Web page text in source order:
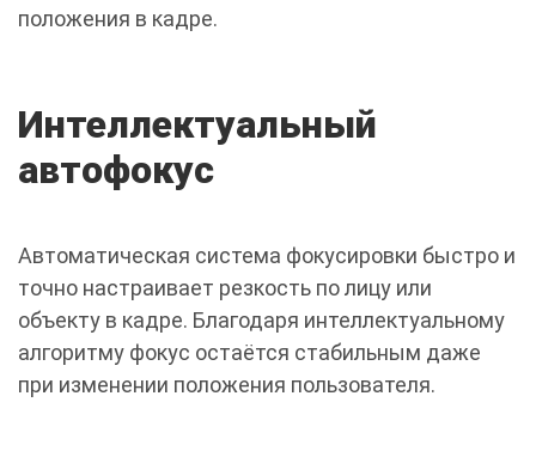
положения в кадре.
Интеллектуальный
автофокус
Автоматическая система фокусировки быстро и
точно настраивает резкость по лицу или
объекту в кадре. Благодаря интеллектуальному
алгоритму фокус остаётся стабильным даже
при изменении положения пользователя.